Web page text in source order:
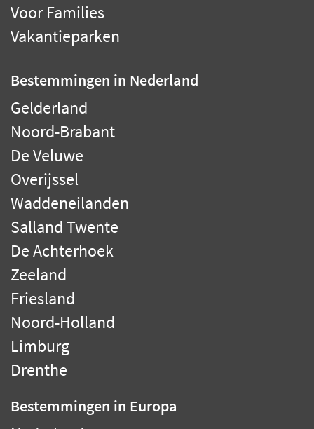
Voor Families
Vakantieparken
Bestemmingen in Nederland
Gelderland
Noord-Brabant
De Veluwe
Overijssel
Waddeneilanden
Salland Twente
De Achterhoek
Zeeland
Friesland
Noord-Holland
Limburg
Drenthe
Bestemmingen in Europa